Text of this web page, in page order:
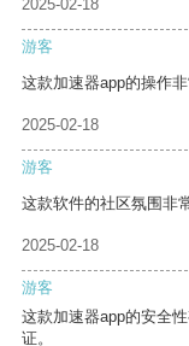
2025-02-18
游客
这款加速器app的操作
2025-02-18
游客
这款软件的社区氛围非
2025-02-18
游客
这款加速器app的安全
证。